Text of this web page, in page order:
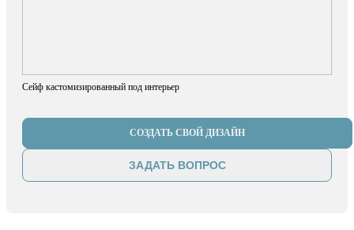
Сейф кастомизированный под интерьер
СОЗДАТЬ СВОЙ ДИЗАЙН
ЗАДАТЬ ВОПРОС